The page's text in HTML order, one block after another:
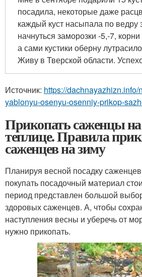
посадила, некоторые даже
каждый куст насыпала по ведру
начнуться заморозки -5,-7,
а сами кустики оберну
Живу в Тверской области.
Источник: https://
yablonyu-osenyu-osenniy-prikop-
Прикопать саженцы
теплице. Правила
саженцев на зиму
Планируя весной посадку
покупать посадочный материал
период представлен большой
здоровых саженцев. А, чтобы
наступления весны и уберечь от
нужно прикопать.